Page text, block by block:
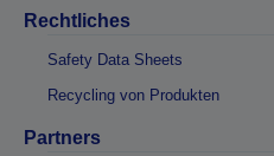
Rechtliches
Safety Data Sheets
Recycling von Produkten
Partners